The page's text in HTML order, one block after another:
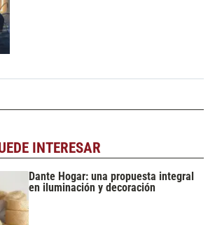
INTERESAR
Dante Hogar: una propuesta integral
en iluminación y decoración